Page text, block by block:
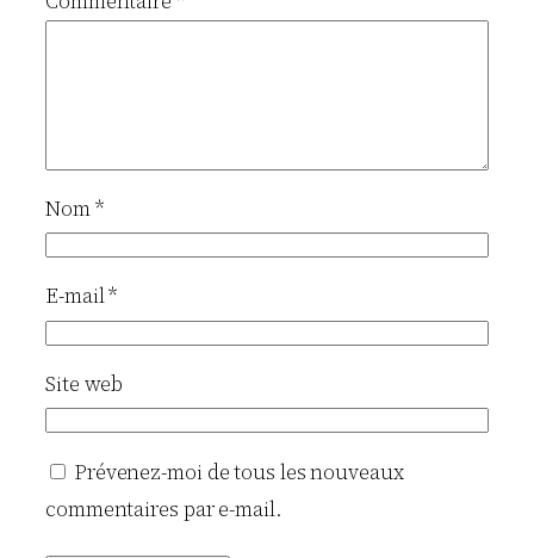
Nom*
E-mail*
Site web
Prévenez-moi de tous les nouveaux
commentaires par e-mail.